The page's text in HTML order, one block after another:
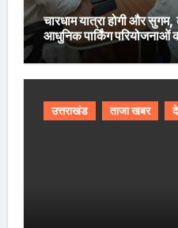
चारधाम यात्रा होगी और
आधुनिक पार्किंग परियोजनाओं
उत्तराखंड ताजा खबर